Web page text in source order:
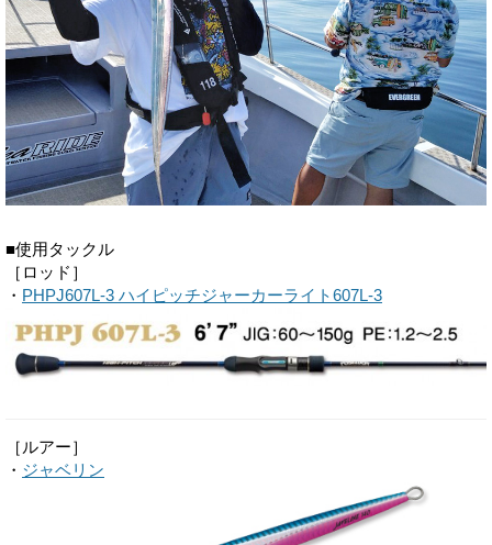
■使用タックル
［ロッド］
・ PHPJ607L-3 ハイピッチジャーカーライト607L-3
［ルアー］
・ ジャベリン